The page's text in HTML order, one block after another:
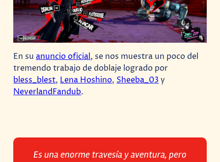
En su anuncio oficial, se nos muestra un poco del
tremendo trabajo de doblaje logrado por
bless_blest, Lena Hoshino, Sheeba_03 y
NeverlandFandub.
Es una enorme travesía y aventura, pero